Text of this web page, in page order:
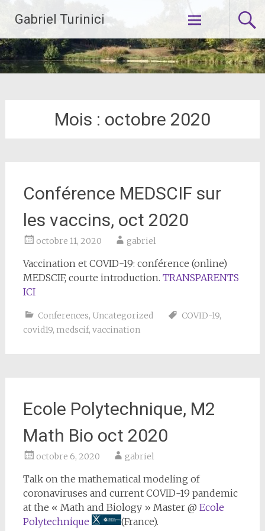
contenu
principal
Gabriel Turinici
Mois : octobre 2020
Conférence MEDSCIF sur
les vaccins, oct 2020
octobre 11, 2020 gabriel
Vaccination et COVID-19: conférence (online)
MEDSCIF, courte introduction. TRANSPARENTS
ICI
Conferences, Uncategorized COVID-19,
covid19, medscif, vaccination
Ecole Polytechnique, M2
Math Bio oct 2020
octobre 6, 2020 gabriel
Talk on the mathematical modeling of
coronaviruses and current COVID-19 pandemic
at the « Math and Biology » Master @ Ecole
Polytechnique
(France).